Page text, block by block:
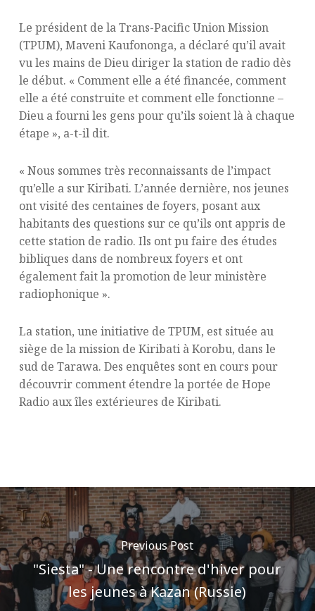
Le président de la Trans-Pacific Union Mission
(TPUM), Maveni Kaufononga, a déclaré qu’il avait
vu les mains de Dieu diriger la station de radio dès
le début. « Comment elle a été financée, comment
elle a été construite et comment elle fonctionne –
Dieu a fourni les gens pour qu’ils soient là à chaque
étape », a-t-il dit.
« Nous sommes très reconnaissants de l’impact
qu’elle a sur Kiribati. L’année dernière, nos jeunes
ont visité des centaines de foyers, posant aux
habitants des questions sur ce qu’ils ont appris de
cette station de radio. Ils ont pu faire des études
bibliques dans de nombreux foyers et ont
également fait la promotion de leur ministère
radiophonique ».
La station, une initiative de TPUM, est située au
siège de la mission de Kiribati à Korobu, dans le
sud de Tarawa. Des enquêtes sont en cours pour
découvrir comment étendre la portée de Hope
Radio aux îles extérieures de Kiribati.
Previous Post
"Siesta" - Une rencontre d'hiver pour
les jeunes à Kazan (Russie)